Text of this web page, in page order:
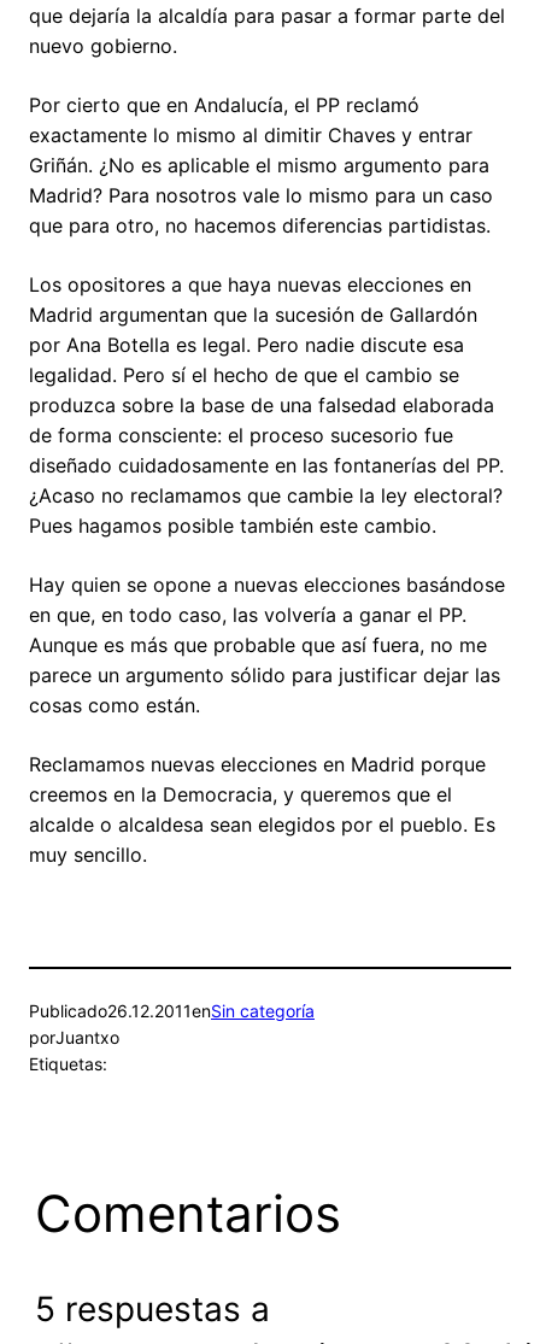
que dejaría la alcaldía para pasar a formar parte del
nuevo gobierno.
Por cierto que en Andalucía, el PP reclamó
exactamente lo mismo al dimitir Chaves y entrar
Griñán. ¿No es aplicable el mismo argumento para
Madrid? Para nosotros vale lo mismo para un caso
que para otro, no hacemos diferencias partidistas.
Los opositores a que haya nuevas elecciones en
Madrid argumentan que la sucesión de Gallardón
por Ana Botella es legal. Pero nadie discute esa
legalidad. Pero sí el hecho de que el cambio se
produzca sobre la base de una falsedad elaborada
de forma consciente: el proceso sucesorio fue
diseñado cuidadosamente en las fontanerías del PP.
¿Acaso no reclamamos que cambie la ley electoral?
Pues hagamos posible también este cambio.
Hay quien se opone a nuevas elecciones basándose
en que, en todo caso, las volvería a ganar el PP.
Aunque es más que probable que así fuera, no me
parece un argumento sólido para justificar dejar las
cosas como están.
Reclamamos nuevas elecciones en Madrid porque
creemos en la Democracia, y queremos que el
alcalde o alcaldesa sean elegidos por el pueblo. Es
muy sencillo.
Publicado26.12.2011enSin categoría
porJuantxo
Etiquetas:
Comentarios
5 respuestas a